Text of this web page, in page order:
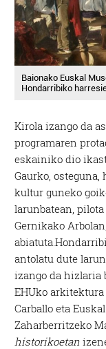
Baionako Euskal
Hondarribiko
Kirola izango da
programaren
eskainiko dio
Gaurko,
kultur guneko
larunbatean,
Gernikako
antolatu dute
izango da hizlaria
EHUko
Carballo eta
Zaharberritzeko
historikoetan